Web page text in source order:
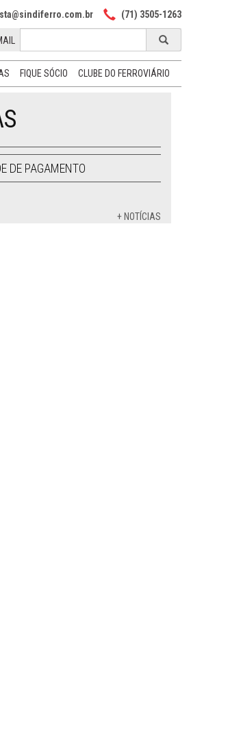
(71) 3505-1263
FIQUE SÓCIO CLUBE DO FERROVIÁRIO
DE PAGAMENTO
+ NOTÍCIAS